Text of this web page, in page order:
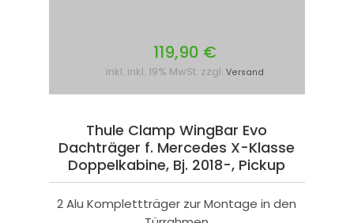
119,90 €
inkl. inkl. 19% MwSt. zzgl. Versand
Thule Clamp WingBar Evo
Dachträger f. Mercedes X-Klasse
Doppelkabine, Bj. 2018-, Pickup
2 Alu Komplettträger zur Montage in den